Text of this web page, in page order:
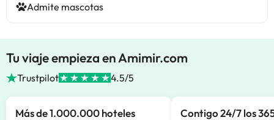
Admite mascotas
Tu viaje empieza en Amimir.com
Trustpilot 4.5/5
Más de 1.000.000 hoteles
Contigo 24/7 los